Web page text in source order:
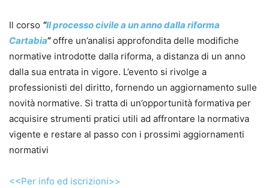
Il corso “Il processo civile a un anno dalla riforma
Cartabia“offre un’analisi approfondita delle modifiche
normative introdotte dalla riforma, a distanza di un anno
dalla sua entrata in vigore. L’evento si rivolge a
professionisti del diritto, fornendo un aggiornamento sulle
novità normative. Si tratta di un’opportunità formativa per
acquisire strumenti pratici utili ad affrontare la normativa
vigente e restare al passo con i prossimi aggiornamenti
normativi
<<Per info ed iscrizioni>>